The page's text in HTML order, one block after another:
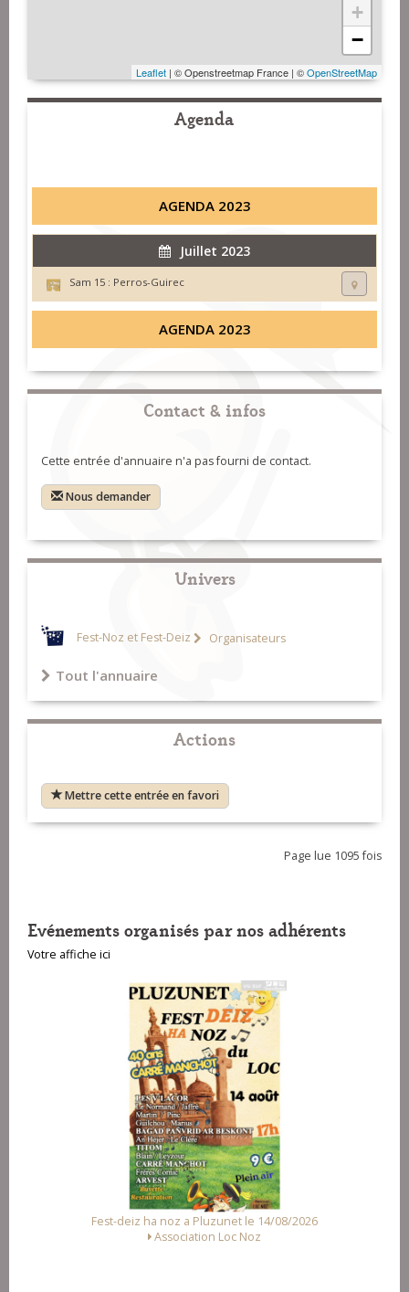
+
−
Leaflet | © Openstreetmap France | ©OpenStreetMap
Agenda
AGENDA 2023
Juillet 2023
Sam 15 : Perros-Guirec
AGENDA 2023
Contact & infos
Cette entrée d'annuaire n'a pas fourni de contact.
Nous demander
Univers
Fest-Noz et Fest-Deiz Organisateurs
Tout l'annuaire
Actions
Mettre cette entrée en favori
Page lue 1095 fois
Evénements organisés par nos adhérents
Votre affiche ici
Fest-deiz ha noz a Pluzunet le 14/08/2026
Association Loc Noz